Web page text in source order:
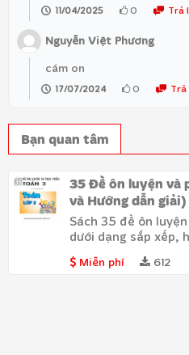
11/04/2025 0 Trả
Nguyễn Việt Phương
cám on
17/07/2024 0 Trả
Bạn quan tâm
35 Đề ôn luyện và
và Hướng dẫn giải)
Sách 35 đề ôn
dưới dạng sắp xếp,
Miễn phí 612